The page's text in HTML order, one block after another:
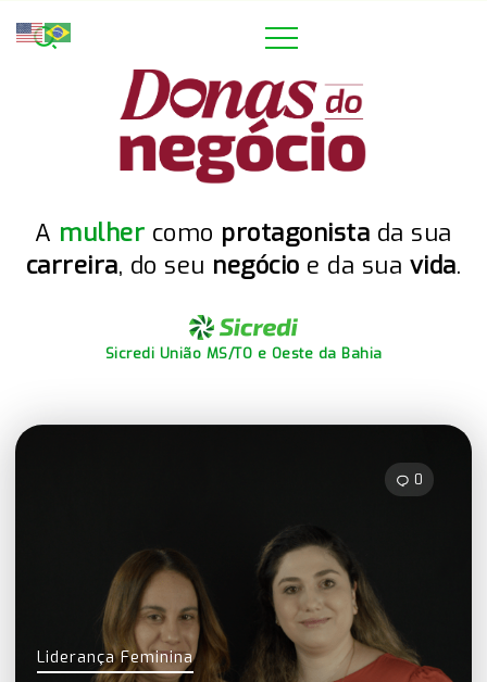
A mulher como protagonista da sua
carreira, do seu negócio e da sua vida.
Sicredi União MS/TO e Oeste da Bahia
Liderança Feminina
0